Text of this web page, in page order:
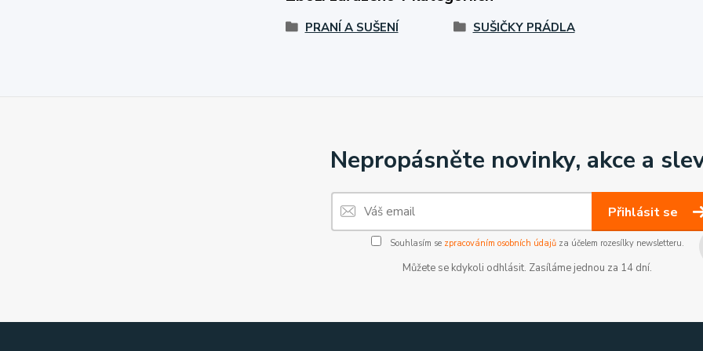
PRANÍ A SUŠENÍ SUŠIČKY PRÁDLA
Nepropásněte novinky, akce a
Přihlásit se
Souhlasím se zpracováním osobních údajůza účelem rozesílky newsletteru.
Můžete se kdykoli odhlásit. Zasíláme jednou za 14 dní.